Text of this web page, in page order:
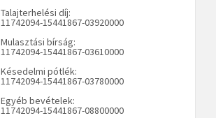
Talajterhelési díj:
11742094-15441867-03920000
Mulasztási bírság:
11742094-15441867-03610000
Késedelmi pótlék:
11742094-15441867-03780000
Egyéb bevételek:
11742094-15441867-08800000